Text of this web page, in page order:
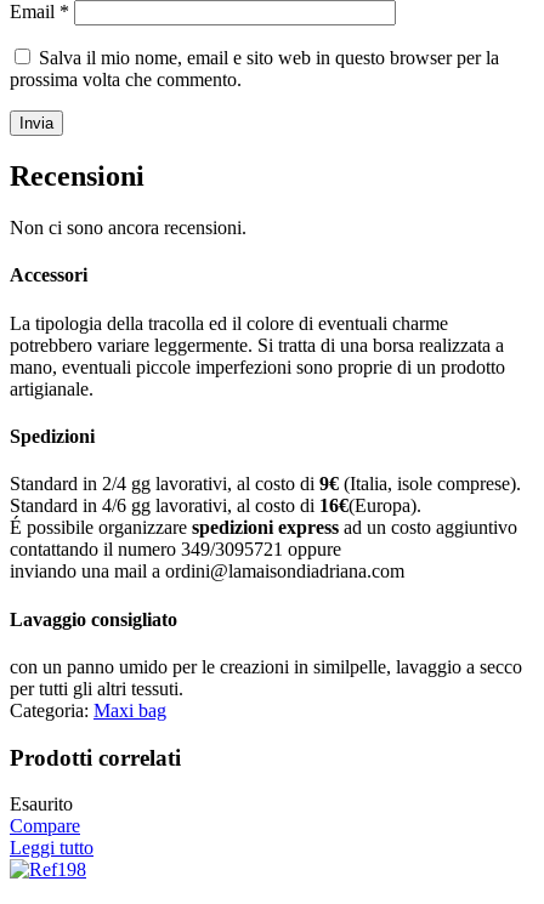
Email *
Salva il mio nome, email e sito web in questo browser per la
prossima volta che commento.
Recensioni
Non ci sono ancora recensioni.
Accessori
La tipologia della tracolla ed il colore di eventuali charme
potrebbero variare leggermente. Si tratta di una borsa realizzata a
mano, eventuali piccole imperfezioni sono proprie di un prodotto
artigianale.
Spedizioni
Standard in 2/4 gg lavorativi, al costo di 9€ (Italia, isole comprese).
Standard in 4/6 gg lavorativi, al costo di 16€(Europa).
É possibile organizzare spedizioni express ad un costo aggiuntivo
contattando il numero 349/3095721 oppure
inviando una mail a ordini@lamaisondiadriana.com
Lavaggio consigliato
con un panno umido per le creazioni in similpelle, lavaggio a secco
per tutti gli altri tessuti.
Categoria: Maxi bag
Prodotti correlati
Esaurito
Compare
Leggi tutto